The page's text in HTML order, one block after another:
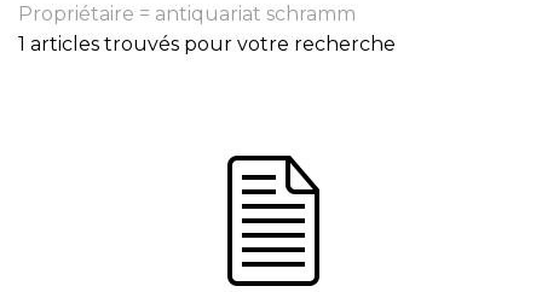
Propriétaire = antiquariat schramm
1 articles trouvés pour votre recherche